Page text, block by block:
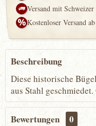
Versand mit
Kostenloser Versand
Beschreibung
Diese historische
aus Stahl
Bewertungen 0